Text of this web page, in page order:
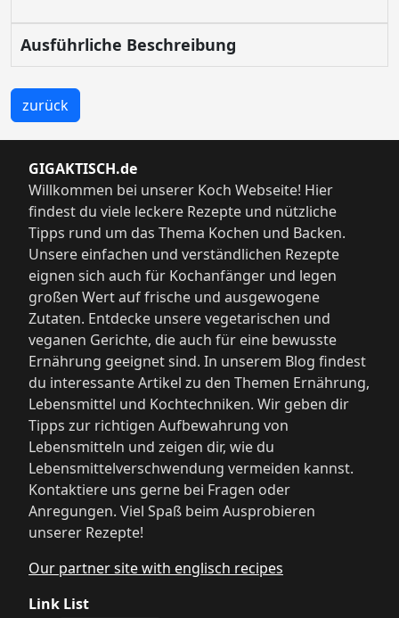
Ausführliche Beschreibung
zurück
GIGAKTISCH.de
Willkommen bei unserer Koch Webseite! Hier
findest du viele leckere Rezepte und nützliche
Tipps rund um das Thema Kochen und Backen.
Unsere einfachen und verständlichen Rezepte
eignen sich auch für Kochanfänger und legen
großen Wert auf frische und ausgewogene
Zutaten. Entdecke unsere vegetarischen und
veganen Gerichte, die auch für eine bewusste
Ernährung geeignet sind. In unserem Blog findest
du interessante Artikel zu den Themen Ernährung,
Lebensmittel und Kochtechniken. Wir geben dir
Tipps zur richtigen Aufbewahrung von
Lebensmitteln und zeigen dir, wie du
Lebensmittelverschwendung vermeiden kannst.
Kontaktiere uns gerne bei Fragen oder
Anregungen. Viel Spaß beim Ausprobieren
unserer Rezepte!
Our partner site with englisch recipes
Link List